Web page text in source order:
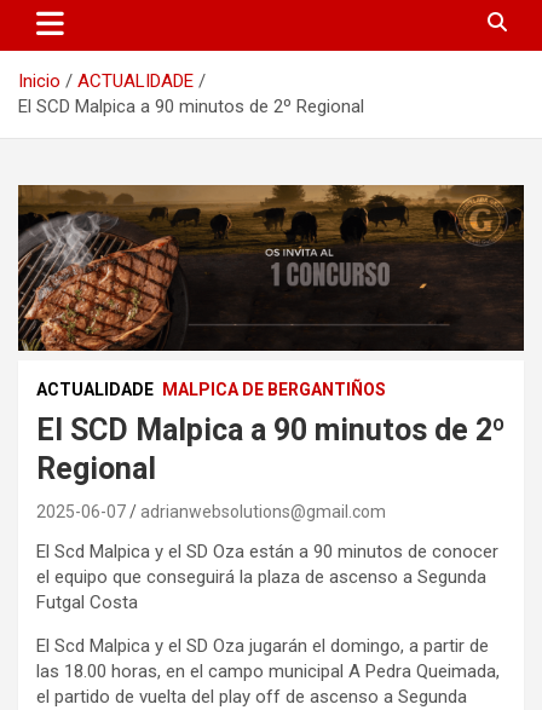
Inicio
ACTUALIDADE
El SCD Malpica a 90 minutos de 2º Regional
ACTUALIDADE MALPICA DE BERGANTIÑOS
El SCD Malpica a 90 minutos de 2º
Regional
2025-06-07 adrianwebsolutions@gmail.com
El Scd Malpica y el SD Oza están a 90 minutos de conocer
el equipo que conseguirá la plaza de ascenso a Segunda
Futgal Costa
El Scd Malpica y el SD Oza jugarán el domingo, a partir de
las 18.00 horas, en el campo municipal A Pedra Queimada,
el partido de vuelta del play off de ascenso a Segunda